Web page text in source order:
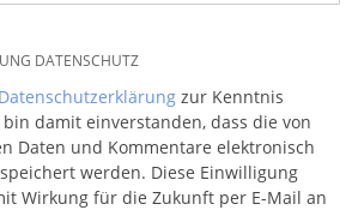
DATENSCHUTZ
Datenschutzerklärung zur Kenntnis
damit einverstanden, dass die von
Daten und Kommentare elektronisch
werden. Diese Einwilligung
Wirkung für die Zukunft per E-Mail an